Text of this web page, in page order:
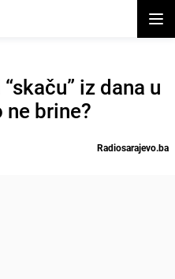
iz dana u
brine?
Radiosarajevo.ba